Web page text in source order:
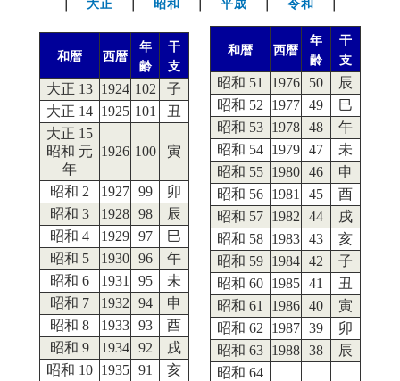
大正 昭和 平成 令和
和暦 西暦
年
齢
干
支
大正 13 1924 102
子
大正 14 1925 101
丑
大正 15
昭和 元
年
1926 100 寅
昭和 2 1927 99
卯
昭和 3
1928 98
辰
昭和 4
1929 97
巳
昭和 5
1930 96
午
昭和 6
1931 95
未
昭和 7
1932 94
申
昭和 8
1933 93
酉
昭和 9
1934 92
戌
昭和 10 1935 91
亥
和暦 西暦
年
齢
干
支
昭和 51 1976 50
辰
昭和 52
1977 49
巳
昭和 53 1978 48
午
昭和 54 1979 47
未
昭和 55 1980 46
申
昭和 56 1981 45
酉
昭和 57 1982 44
戌
昭和 58 1983 43
亥
昭和 59 1984 42
子
昭和 60 1985 41
丑
昭和 61
1986 40
寅
昭和 62
1987 39
卯
昭和 63 1988 38
辰
昭和 64